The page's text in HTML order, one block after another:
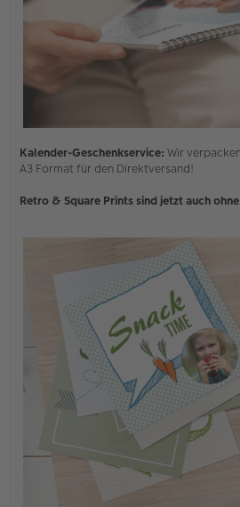
Kalender-Geschenkservice: Wir
A3 Format für den Direktversand!
Retro & Square Prints sind jetzt auch